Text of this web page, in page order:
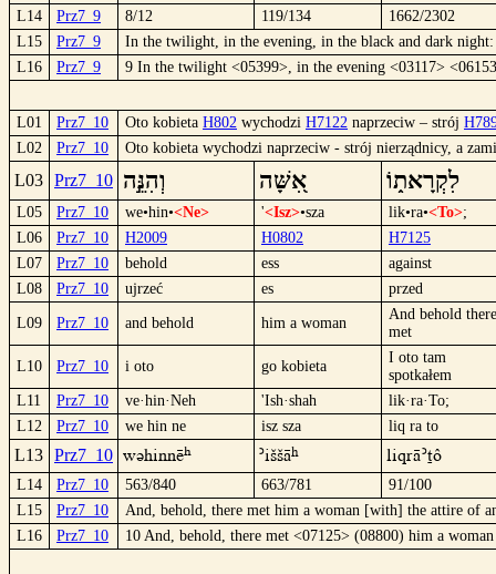
L14 Prz7_9 8/12 119/134
1662/2302
L15
Prz7_9
In the twilight, in the evening, in the black and dark night:
L16
Prz7_9 9 In the twilight <05399>, in the evening <03117>
L01 Prz7_10 Oto kobieta H802 wychodzi H7122 naprzeciw – strój
L02
Prz7_10 Oto kobieta wychodzi naprzeciw - strój nierządnicy, a
L03 Prz7_10 וְהִנֵּ֣ה אִ֭שָּׁה לִקְרָאת֑וֹ
L05 Prz7_10 we•hin•<Ne> '<Isz>•sza lik•ra•<To>;
L06
Prz7_10 H2009 H0802
H7125
L07
Prz7_10 behold ess
against
L08
Prz7_10 ujrzeć es przed
L09 Prz7_10 and behold him a woman
And behold there
met
L10 Prz7_10 i oto go kobieta
I oto tam
spotkałem
L11
Prz7_10 ve·hin·Neh 'Ish·shah
lik·ra·To;
L12
Prz7_10 we hin ne isz sza liq ra to
L13 Prz7_10 wühinnË ´iššâ liqrä´tô
L14 Prz7_10 563/840 663/781
91/100
L15
Prz7_10
And, behold, there met him a woman [with] the attire of
L16
Prz7_10 10 And, behold, there met <07125> (08800) him a